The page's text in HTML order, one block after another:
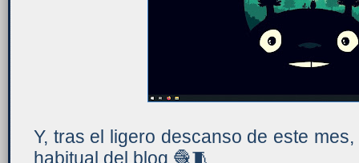
Y, tras el ligero descanso de este
habitual del blog 🧶🧵